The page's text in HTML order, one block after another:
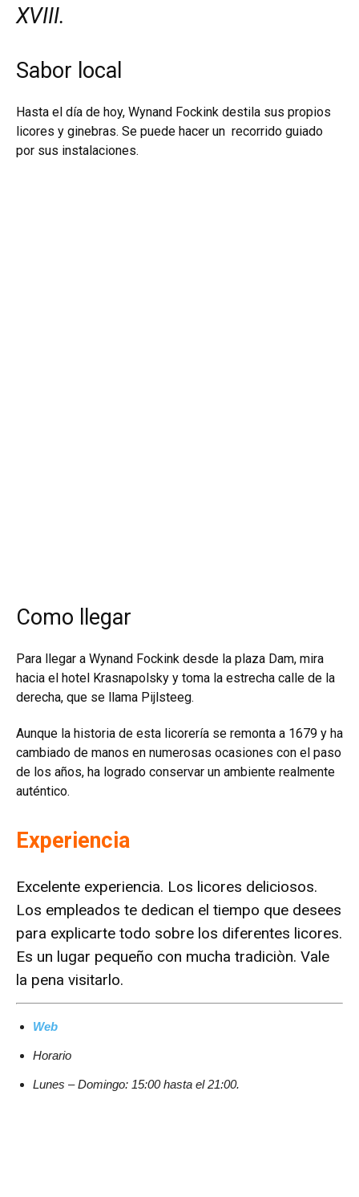
XVIII.
Sabor local
Hasta el día de hoy, Wynand Fockink destila sus propios
licores y ginebras. Se puede hacer un recorrido guiado
por sus instalaciones.
Como llegar
Para llegar a Wynand Fockink desde la plaza Dam, mira
hacia el hotel Krasnapolsky y toma la estrecha calle de la
derecha, que se llama Pijlsteeg.
Aunque la historia de esta licorería se remonta a 1679 y ha
cambiado de manos en numerosas ocasiones con el paso
de los años, ha logrado conservar un ambiente realmente
auténtico.
Experiencia
Excelente experiencia. Los licores deliciosos.
Los empleados te dedican el tiempo que desees
para explicarte todo sobre los diferentes licores.
Es un lugar pequeño con mucha tradiciòn. Vale
la pena visitarlo.
Web
Horario
Lunes – Domingo: 15:00 hasta el 21:00.